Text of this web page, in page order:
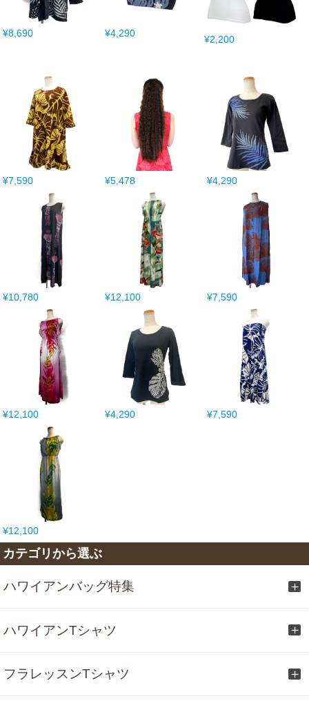
¥8,690 ¥4,290
¥2,200
¥7,590 ¥5,478 ¥4,290
¥10,780 ¥12,100 ¥7,590
¥12,100 ¥4,290 ¥7,590
¥12,100
カテゴリから選ぶ
ハワイアンバッグ特集
ハワイアンTシャツ
フラレッスンTシャツ